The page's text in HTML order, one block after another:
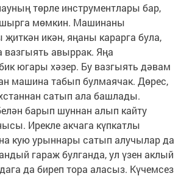
төрле инструментлары бар,
мөмкин. Машинаны
икән, яңаны карарга була,
вазгыять авыррак. Яңа
югары хәзер. Бу вазгыять дәвам
машина табып булмаячак. Дөрес,
сатып ала башлады.
барып шуннан алып кайту
Ирекле акчага күпкатлы
кую урыннары сатып алучылар да
гараж булганда, ул үзен аклый
да биреп тора аласыз. Күчемсез